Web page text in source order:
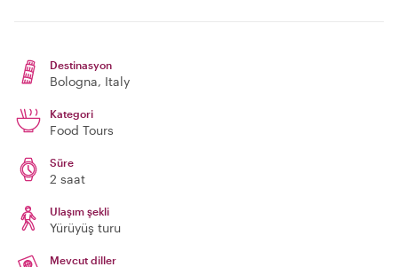
Destinasyon
Bologna, Italy
Kategori
Food Tours
Süre
2 saat
Ulaşım şekli
Yürüyüş turu
Mevcut diller